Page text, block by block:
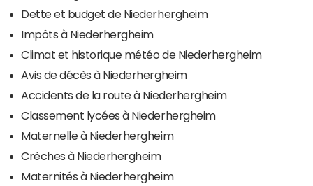
Dette et budget de Niederhergheim
Impôts à Niederhergheim
Climat et historique météo de Niederhergheim
Avis de décès à Niederhergheim
Accidents de la route à Niederhergheim
Classement lycées à Niederhergheim
Maternelle à Niederhergheim
Crèches à Niederhergheim
Maternités à Niederhergheim